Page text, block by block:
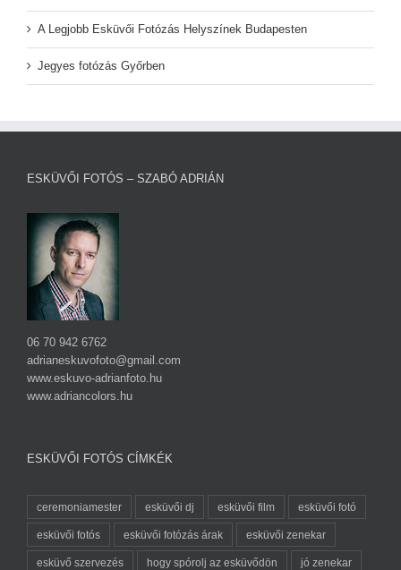
A Legjobb Esküvői Fotózás Helyszínek Budapesten
Jegyes fotózás Győrben
ESKÜVŐI FOTÓS – SZABÓ ADRIÁN
06 70 942 6762
adrianeskuvofoto@gmail.com
www.eskuvo-adrianfoto.hu
www.adriancolors.hu
ESKÜVŐI FOTÓS CÍMKÉK
ceremoniamester esküvői dj esküvői film esküvői fotó
esküvői fotós esküvői fotózás árak esküvői zenekar
esküvő szervezés hogy spórolj az esküvődön jó zenekar